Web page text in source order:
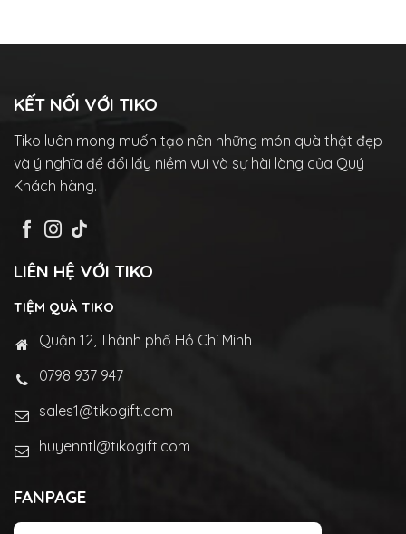
KẾT NỐI VỚI TIKO
Tiko luôn mong muốn tạo nên những món quà thật đẹp
và ý nghĩa để đổi lấy niềm vui và sự hài lòng của Quý
Khách hàng.
LIÊN HỆ VỚI TIKO
TIỆM QUÀ TIKO
Quận 12, Thành phố Hồ Chí Minh
0798 937 947
sales1@tikogift.com
huyenntl@tikogift.com
FANPAGE